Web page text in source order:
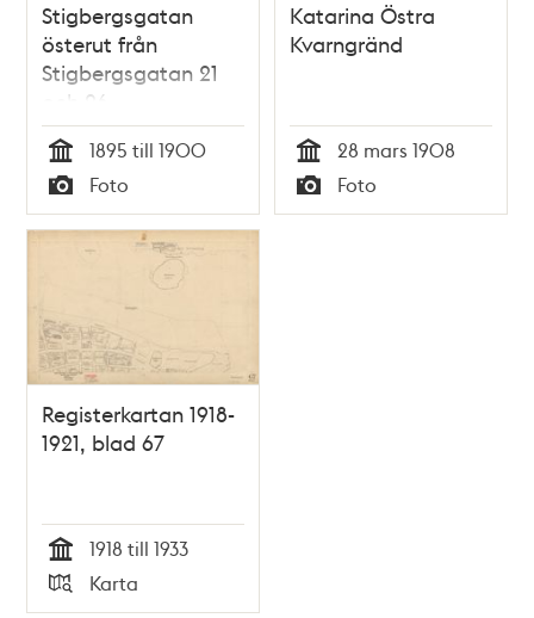
Stigbergsgatan
österut från
Stigbergsgatan 21
och 26.
Tid
1895 till 1900
Typ
Foto
Katarina Östra
Kvarngränd
Tid
28 mars 1908
Typ
Foto
Registerkartan 1918-
1921, blad 67
Tid
1918 till 1933
Typ
Karta